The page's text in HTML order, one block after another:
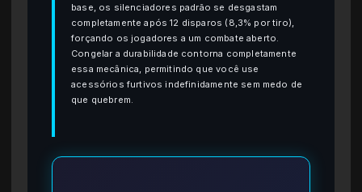
base, os silenciadores padrão se desgastam
completamente após 12 disparos (8,3% por tiro),
forçando os jogadores a um combate aberto.
Congelar a durabilidade contorna completamente
essa mecânica, permitindo que você use
acessórios furtivos indefinidamente sem medo de
que quebrem.